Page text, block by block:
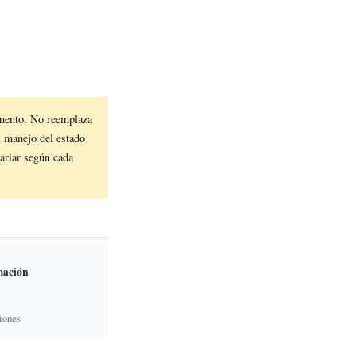
No reemplaza
del estado
según cada